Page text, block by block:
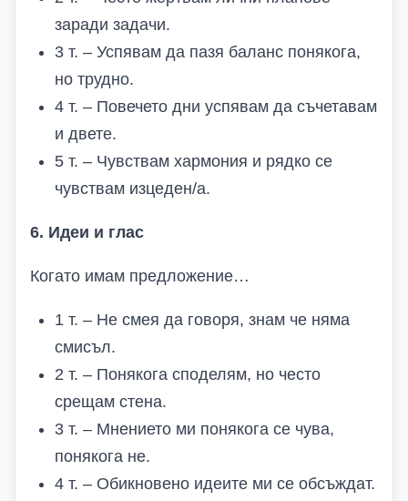
заради задачи.
3 т. – Успявам да пазя баланс понякога,
но трудно.
4 т. – Повечето дни успявам да съчетавам
и двете.
5 т. – Чувствам хармония и рядко се
чувствам изцеден/а.
6. Идеи и глас
Когато имам предложение…
1 т. – Не смея да говоря, знам че няма
смисъл.
2 т. – Понякога споделям, но често
срещам стена.
3 т. – Мнението ми понякога се чува,
понякога не.
4 т. – Обикновено идеите ми се обсъждат.